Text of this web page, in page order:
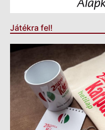
Játékra fel!